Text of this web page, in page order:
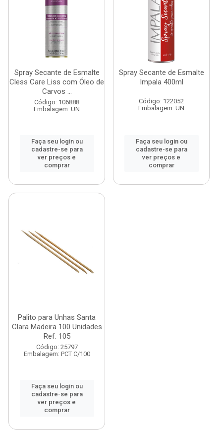
Spray Secante de Esmalte
Cless Care Liss com Óleo de
Carvos ...
Código: 106888
Embalagem: UN
Faça seu login ou
cadastre-se para
ver preços e
comprar
Spray Secante de Esmalte
Impala 400ml
Código: 122052
Embalagem: UN
Faça seu login ou
cadastre-se para
ver preços e
comprar
Palito para Unhas Santa
Clara Madeira 100 Unidades
Ref. 105
Código: 25797
Embalagem: PCT C/100
Faça seu login ou
cadastre-se para
ver preços e
comprar